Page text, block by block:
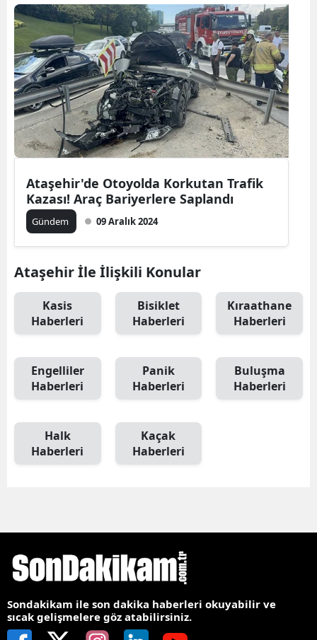
Ataşehir'de Otoyolda Korkutan Trafik
Kazası! Araç Bariyerlere Saplandı
Gündem 09 Aralık 2024
Ataşehir İle İlişkili Konular
Kasis
Haberleri
Bisiklet
Haberleri
Kıraathane
Haberleri
Engelliler
Haberleri
Panik
Haberleri
Buluşma
Haberleri
Halk
Haberleri
Kaçak
Haberleri
Sondakikam ile son dakika haberleri okuyabilir ve
sıcak gelişmelere göz atabilirsiniz.